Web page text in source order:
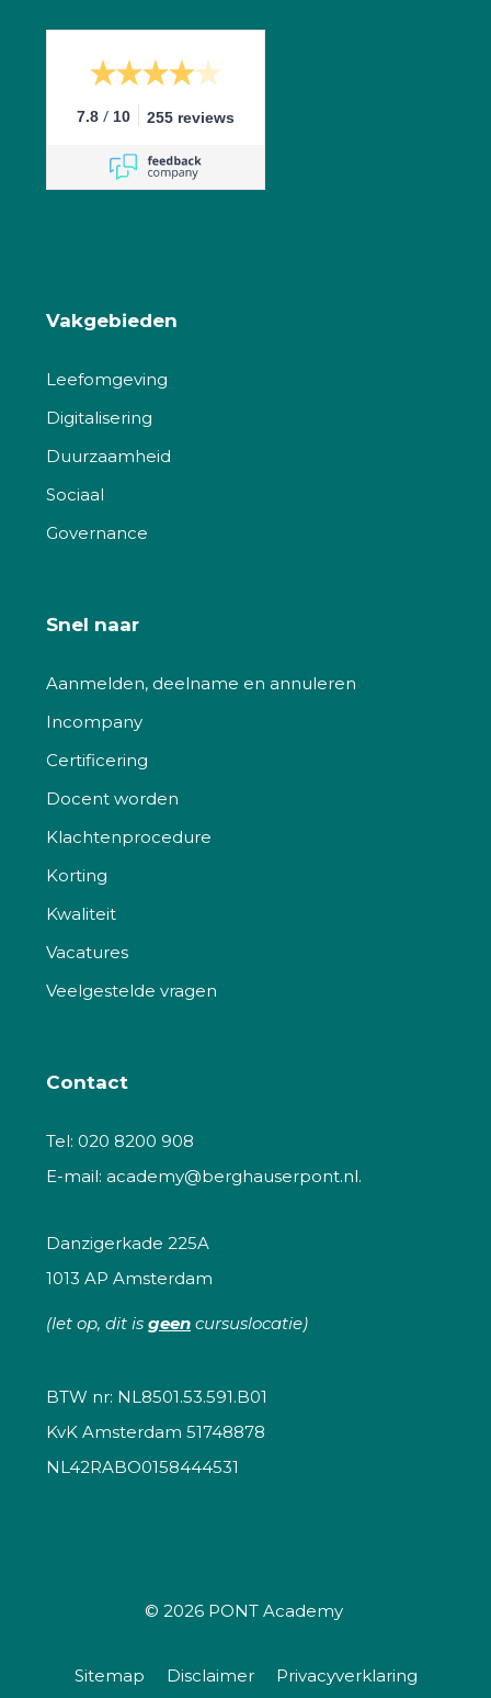
7.8 / 10 255 reviews
Vakgebieden
Leefomgeving
Digitalisering
Duurzaamheid
Sociaal
Governance
Snel naar
Aanmelden, deelname en annuleren
Incompany
Certificering
Docent worden
Klachtenprocedure
Korting
Kwaliteit
Vacatures
Veelgestelde vragen
Contact
Tel: 020 8200 908
E-mail: academy@berghauserpont.nl.
Danzigerkade 225A
1013 AP Amsterdam
(let op, dit is geen cursuslocatie)
BTW nr: NL8501.53.591.B01
KvK Amsterdam 51748878
NL42RABO0158444531
© 2026 PONT Academy
Sitemap Disclaimer Privacyverklaring